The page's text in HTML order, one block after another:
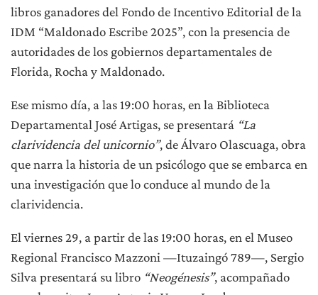
libros ganadores del Fondo de Incentivo Editorial de la
IDM “Maldonado Escribe 2025”, con la presencia de
autoridades de los gobiernos departamentales de
Florida, Rocha y Maldonado.
Ese mismo día, a las 19:00 horas, en la Biblioteca
Departamental José Artigas, se presentará “La
clarividencia del unicornio”, de Álvaro Olascuaga, obra
que narra la historia de un psicólogo que se embarca en
una investigación que lo conduce al mundo de la
clarividencia.
El viernes 29, a partir de las 19:00 horas, en el Museo
Regional Francisco Mazzoni —Ituzaingó 789—, Sergio
Silva presentará su libro “Neogénesis”, acompañado